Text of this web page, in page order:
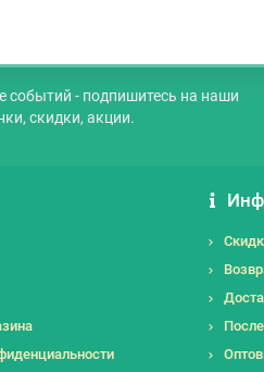
событий - подпишитесь на наши
скидки, акции.